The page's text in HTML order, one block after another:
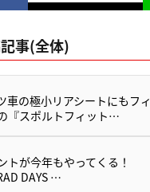
事(全体)
車の極小リアシートにもフィ
『スポルトフィット…
トが今年もやってくる！
DAYS …